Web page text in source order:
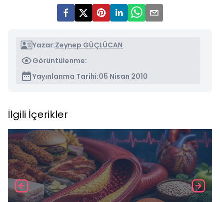
Yazar:Zeynep GÜÇLÜCAN
Görüntülenme:
Yayınlanma Tarihi:05 Nisan 2010
İlgili İçerikler